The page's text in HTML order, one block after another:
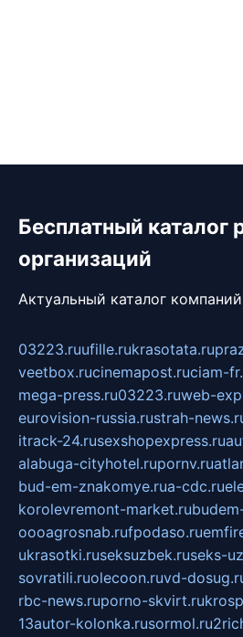
Бесплатный каталог
организаций
Актуальный каталог
03223.ruufille.rukrasotata.ru
veetbox.rucinemapost.ruciam-
mega-press.ru03223.ruweb-
eurovision-russia.rustrah-
itrack-24.rusexshopexpress.ru
alabuga-cityhotel.rupornv.ru
bud-em-znakomye.rua-cdc.ru
korolevremont-market.ru
oooagrosnab.rufpodaso.ru
ukrasotki.ruseksuzbek.ruseks-
sovratili.ruolecoon.ruvd-
rbc-news.ruporno-skvirt.ru
13autor-kolonka.rusormol.ru